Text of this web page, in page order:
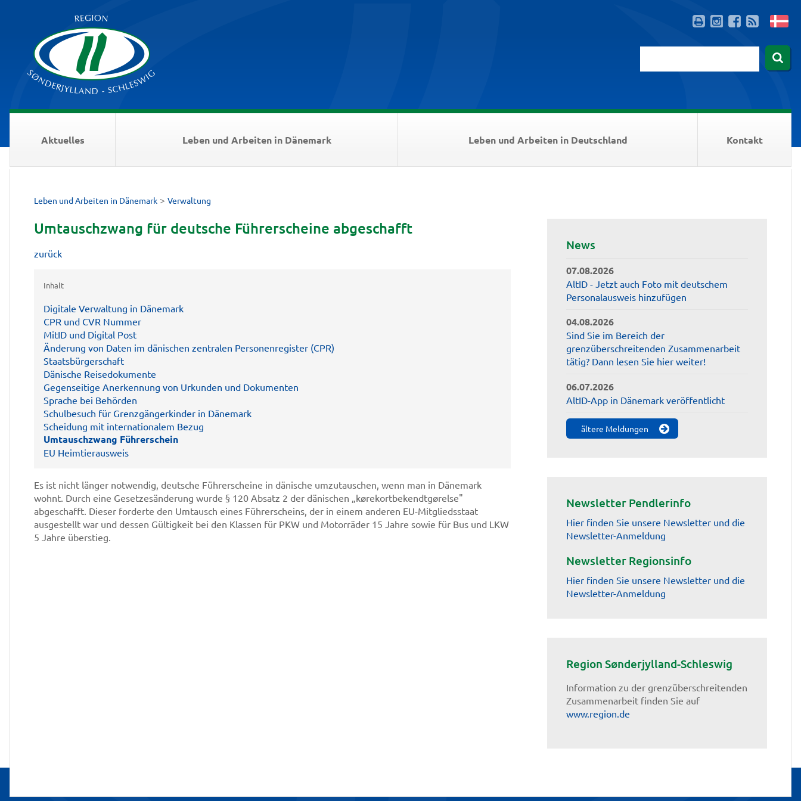
Aktuelles Leben und Arbeiten in Dänemark Leben und Arbeiten in Deutschland Kontakt
Leben und Arbeiten in Dänemark > Verwaltung
Umtauschzwang für deutsche Führerscheine abgeschafft
zurück
Inhalt
Digitale Verwaltung in Dänemark
CPR und CVR Nummer
MitID und Digital Post
Änderung von Daten im dänischen zentralen Personenregister (CPR)
Staatsbürgerschaft
Dänische Reisedokumente
Gegenseitige Anerkennung von Urkunden und Dokumenten
Sprache bei Behörden
Schulbesuch für Grenzgängerkinder in Dänemark
Scheidung mit internationalem Bezug
Umtauschzwang Führerschein
EU Heimtierausweis
Es ist nicht länger notwendig, deutsche Führerscheine in dänische umzutauschen, wenn man in Dänemark
wohnt. Durch eine Gesetzesänderung wurde § 120 Absatz 2 der dänischen „kørekortbekendtgørelse"
abgeschafft. Dieser forderte den Umtausch eines Führerscheins, der in einem anderen EU-Mitgliedsstaat
ausgestellt war und dessen Gültigkeit bei den Klassen für PKW und Motorräder 15 Jahre sowie für Bus und LKW
5 Jahre überstieg.
News
07.08.2026
AltID - Jetzt auch Foto mit deutschem
Personalausweis hinzufügen
04.08.2026
Sind Sie im Bereich der
grenzüberschreitenden Zusammenarbeit
tätig? Dann lesen Sie hier weiter!
06.07.2026
AltID-App in Dänemark veröffentlicht
ältere Meldungen
Newsletter Pendlerinfo
Hier finden Sie unsere Newsletter und die
Newsletter-Anmeldung
Newsletter Regionsinfo
Hier finden Sie unsere Newsletter und die
Newsletter-Anmeldung
Region Sønderjylland-Schleswig
Information zu der grenzüberschreitenden
Zusammenarbeit finden Sie auf
www.region.de